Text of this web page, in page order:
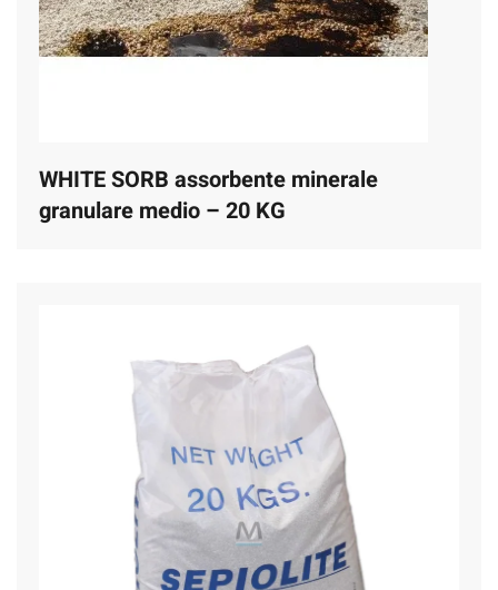
WHITE SORB assorbente minerale
granulare medio – 20 KG